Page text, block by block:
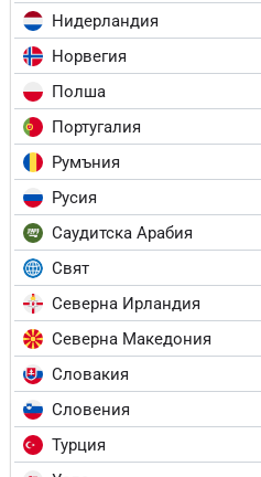
Нидерландия
Норвегия
Полша
Португалия
Румъния
Русия
Саудитска Арабия
Свят
Северна Ирландия
Северна Македония
Словакия
Словения
Турция